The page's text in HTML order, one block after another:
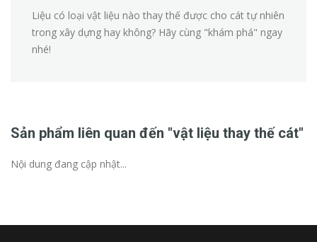
Liệu có loại vật liệu nào thay thế được cho cát tự nhiên
trong xây dựng hay không? Hãy cùng "khám phá" ngay
nhé!
Sản phẩm liên quan đến "vật liệu thay thế cát"
Nội dung đang cập nhật...